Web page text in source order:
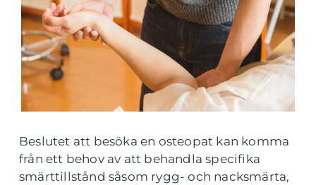
Beslutet att besöka en osteopat kan komma
från ett behov av att behandla specifika
smärttillstånd såsom rygg- och nacksmärta,